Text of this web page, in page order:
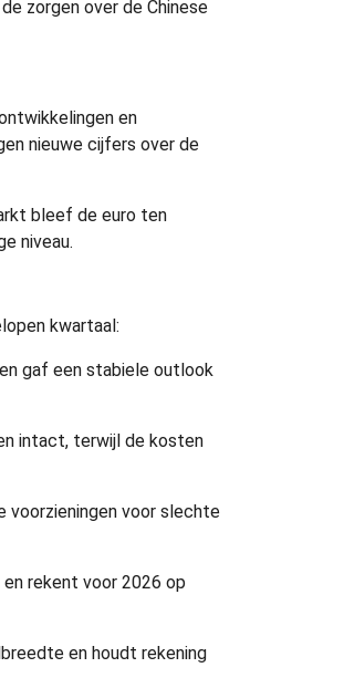
zorgen over de Chinese
en
nieuwe cijfers over de
bleef de euro ten
niveau.
kwartaal:
gaf een stabiele outlook
intact, terwijl de kosten
voorzieningen voor slechte
rekent voor 2026 op
en houdt rekening